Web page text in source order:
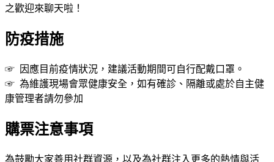
之歡迎來聊天啦！
防疫措施
☞ 因應目前疫情狀況，建議活動期間可自行配戴口罩。
☞ 為維護現場會眾健康安全，如有確診、隔離或處於自主健
康管理者請勿參加
購票注意事項
為鼓勵大家善用社群資源，以及為社群注入更多的熱情與活